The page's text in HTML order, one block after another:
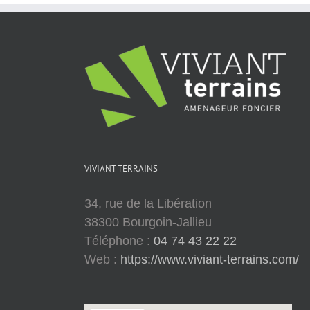
VIVIANT TERRAINS
34, rue de la Libération
38300 Bourgoin-Jallieu
Téléphone : 04 74 43 22 22
Web : https://www.viviant-terrains.com/